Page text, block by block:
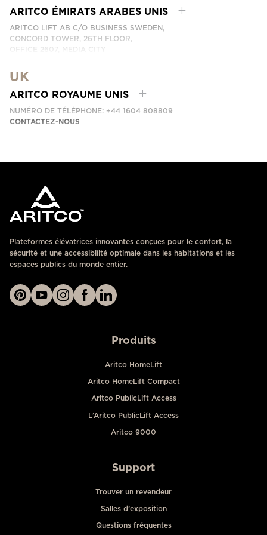
CONTACTEZ-NOUS
ARITCO ÉMIRATS ARABES UNIS
ARITCO LIFT AB C/O BUSINESS SWEDEN,
CONCORD TOWER, 26TH FLOOR,
OFFICE 2607, MEDIA CITY
CONTACTEZ-NOUS
UK
ARITCO ROYAUME UNIS
NUMÉRO DE TÉLÉPHONE: +44 1604 808809
CONTACTEZ-NOUS
Plateformes élévatrices innovantes conçues pour le confort, la
sécurité et une accessibilité optimale dans les habitations et les
espaces publics du monde entier.
Produits
Aritco HomeLift
Aritco HomeLift Compact
Aritco PublicLift Access
L’Aritco PublicLift Access
Aritco 9000
Support
Trouver un revendeur
Salles d’exposition
Questions fréquentes